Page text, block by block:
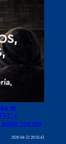
de
y
con tus
2026-04-22 20:55:42